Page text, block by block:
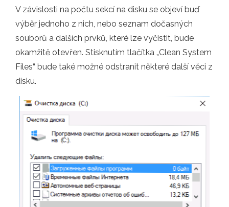
V závislosti na počtu sekcí na disku se objeví buď
výběr jednoho z nich, nebo seznam dočasných
souborů a dalších prvků, které lze vyčistit, bude
okamžitě otevřen. Stisknutím tlačítka „Clean System
Files“ bude také možné odstranit některé další věci z
disku.